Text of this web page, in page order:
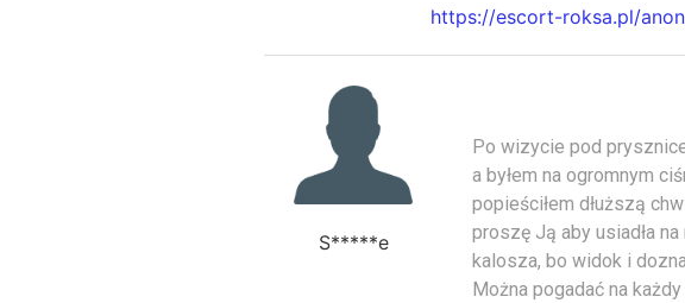
https://escort-roksa.pl/
S*****e
Po wizycie pod
a byłem na ogromnym
popieściłem dłuższą
proszę Ją aby usiadła
kalosza, bo widok i
Można pogadać na